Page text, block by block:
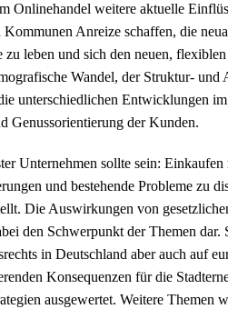
Onlinehandel weitere aktuelle
Anreize schaffen, die
leben und sich den neuen,
Wandel, der Struktur- und
unterschiedlichen Entwicklungen
Genussorientierung der Kunden.
Unternehmen sollte sein: Einkaufen
und bestehende Probleme zu
Die Auswirkungen von
den Schwerpunkt der Themen dar.
in Deutschland aber auch auf
Konsequenzen für die
ausgewertet. Weitere Themen